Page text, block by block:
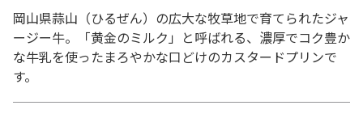
岡山県蒜山（ひるぜん）の広大な牧草地で育てられたジャ
ージー牛。「黄金のミルク」と呼ばれる、濃厚でコク豊か
な牛乳を使ったまろやかな口どけのカスタードプリンで
す。